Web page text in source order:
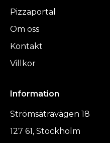
Pizzaportal
Om oss
Kontakt
Villkor
Information
Strömsätravägen 18
127 61, Stockholm